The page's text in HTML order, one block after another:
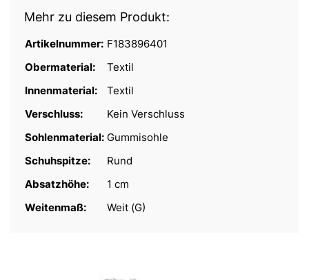
Mehr zu diesem Produkt:
Artikelnummer: F183896401
Obermaterial:
Textil
Innenmaterial:
Textil
Verschluss:
Kein Verschluss
Sohlenmaterial: Gummisohle
Schuhspitze:
Rund
Absatzhöhe:
1 cm
Weitenmaß:
Weit (G)